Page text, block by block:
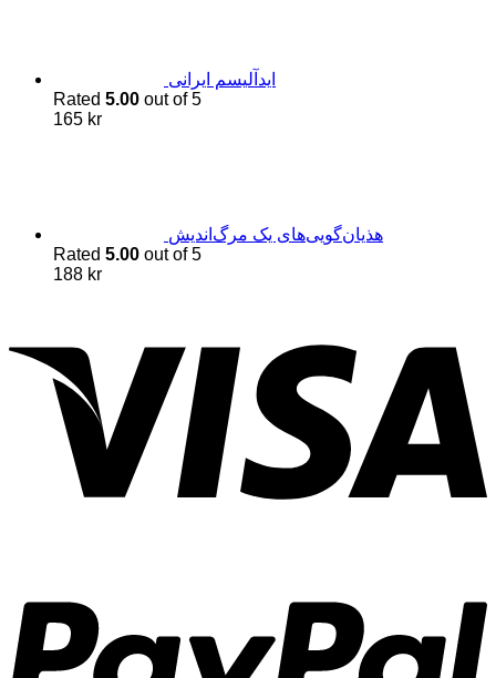
اید‌آلیسم ایرانی
Rated 5.00 out of 5
165 kr
هذیان‌گویی‌های یک مرگ‌اندیش
Rated 5.00 out of 5
188 kr